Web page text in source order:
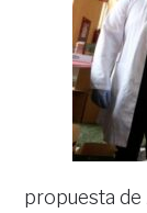
propuesta de